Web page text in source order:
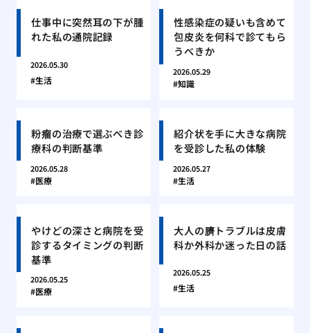
仕事中に突然耳の下が腫
れた私の通院記録
2026.05.30
生活
性感染症の疑いも含めて
包皮炎を何科で診てもら
うべきか
2026.05.29
知識
粉瘤の治療で選ぶべき診
療科の判断基準
2026.05.28
医療
紹介状を手に大きな病院
を受診した私の体験
2026.05.27
生活
やけどの深さと病院を受
診するタイミングの判断
基準
2026.05.25
医療
大人の臍トラブルは皮膚
科か外科か迷った日の話
2026.05.25
生活